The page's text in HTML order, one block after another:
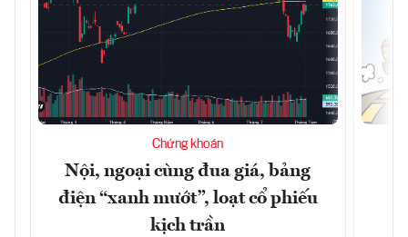
Chứng khoán
Nội, ngoại cùng đua giá, bảng
điện “xanh mướt”, loạt cổ phiếu
kịch trần